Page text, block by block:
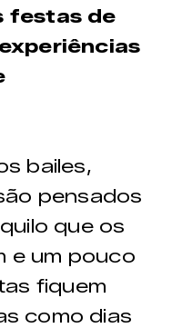
festas de
experiências
bailes,
pensados
que os
e um pouco
fiquem
como dias